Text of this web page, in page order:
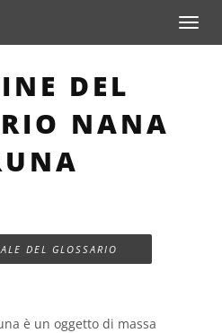
Toggle
DEL
NANA
DEL GLOSSARIO
è un oggetto di massa